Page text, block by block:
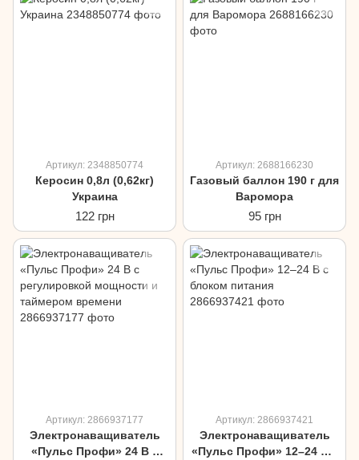
Артикул: 2348850774
Керосин 0,8л (0,62кг)
Украина
122 грн
Артикул: 2688166230
Газовый баллон 190 г для
Варомора
95 грн
Артикул: 2866937177
Электронаващиватель
«Пульс Профи» 24 В с
Артикул: 2866937421
Электронаващиватель
«Пульс Профи» 12–24 В с